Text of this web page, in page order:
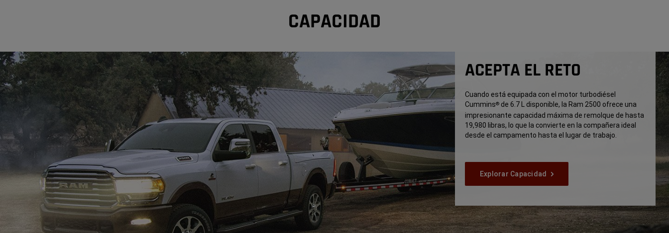
CAPACIDAD
ACEPTA EL RETO
Cuando está equipada con el motor turbodiésel
Cummins®de 6.7 L disponible, la Ram 2500 ofrece una
impresionante capacidad máxima de remolque de hasta
19,980 libras, lo que la convierte en la compañera ideal
desde el campamento hasta el lugar de trabajo.
Explorar Capacidad